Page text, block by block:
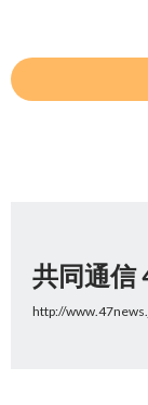
共同通信
http://